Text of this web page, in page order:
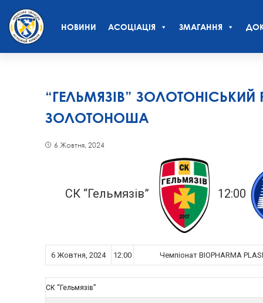
НОВИНИ АСОЦІАЦІЯ ЗМАГАННЯ
“ГЕЛЬМЯЗІВ” ЗОЛОТОНІСЬКИЙ
ЗОЛОТОНОША
6 Жовтня, 2024
СК “Гельмязів” 12:00
6 Жовтня, 2024 12:00 Чемпіонат BIOPHARMA
СК “Гельмязів”